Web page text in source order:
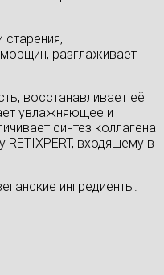
разглаживает
восстанавливает её
увлажняющее и
синтез коллагена
входящему в
ингредиенты.